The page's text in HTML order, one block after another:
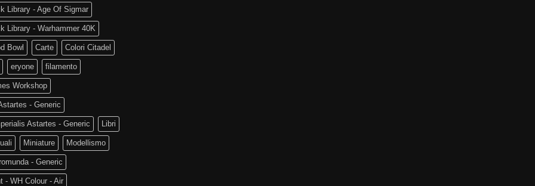
Library - Age Of Sigmar
Library - Warhammer 40K
Bowl Carte Colori Citadel
eryone filamento
Workshop
- Generic
Astartes - Generic Libri
Miniature Modellismo
- Generic
- WH Colour - Air